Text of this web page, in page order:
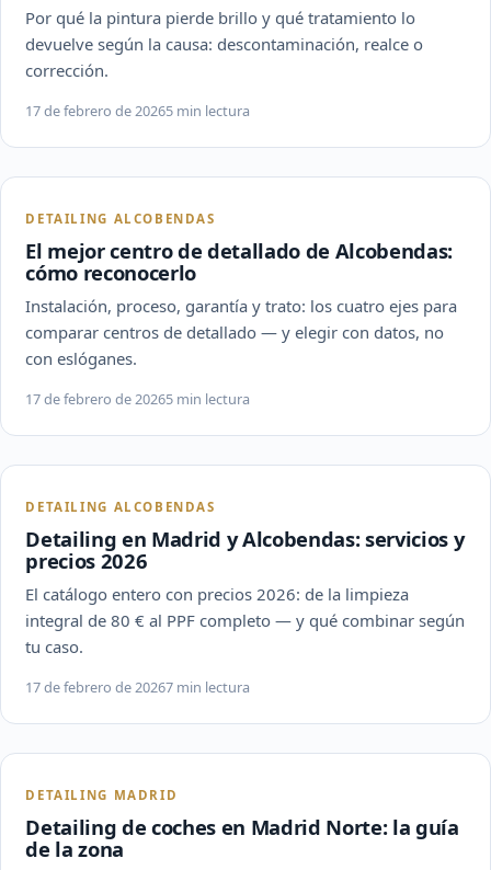
Por qué la pintura pierde brillo y qué tratamiento lo
devuelve según la causa: descontaminación, realce o
corrección.
17 de febrero de 20265 min lectura
DETAILING ALCOBENDAS
El mejor centro de detallado de Alcobendas:
cómo reconocerlo
Instalación, proceso, garantía y trato: los cuatro ejes para
comparar centros de detallado — y elegir con datos, no
con eslóganes.
17 de febrero de 20265 min lectura
DETAILING ALCOBENDAS
Detailing en Madrid y Alcobendas: servicios y
precios 2026
El catálogo entero con precios 2026: de la limpieza
integral de 80 € al PPF completo — y qué combinar según
tu caso.
17 de febrero de 20267 min lectura
DETAILING MADRID
Detailing de coches en Madrid Norte: la guía
de la zona